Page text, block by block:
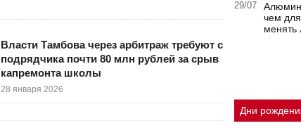
Власти Тамбова через арбитраж требуют с
подрядчика почти 80 млн рублей за срыв
капремонта школы
28 января 2026
29/07
чем
Дни